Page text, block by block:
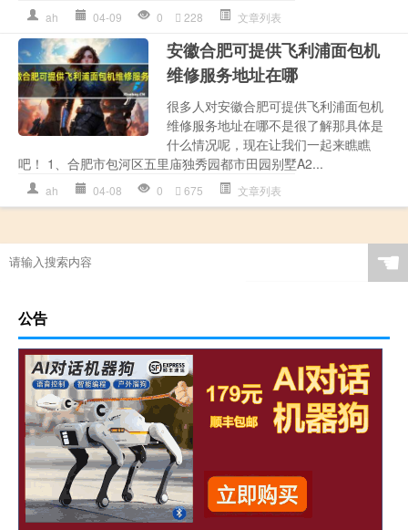
ah 04-09 0 228 文章列表
安徽合肥可提供飞利浦面包机
维修服务地址在哪
很多人对安徽合肥可提供飞利浦面包机
维修服务地址在哪不是很了解那具体是
什么情况呢，现在让我们一起来瞧瞧
吧！ 1、合肥市包河区五里庙独秀园都市田园别墅A2...
ah 04-08 0 675 文章列表
☚
公告